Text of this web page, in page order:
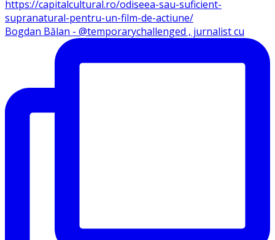
Bogdan Bălan - @temporarychallenged , jurnalist cu